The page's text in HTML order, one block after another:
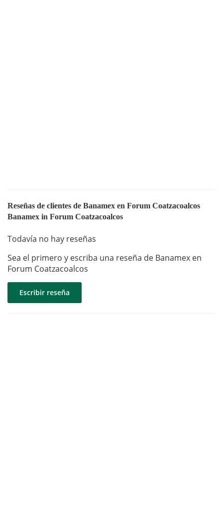
Reseñas de clientes de Banamex en Forum Coatzacoalcos
Banamex in Forum Coatzacoalcos
Todavía no hay reseñas
Sea el primero y escriba una reseña de Banamex en
Forum Coatzacoalcos
Escribir reseña